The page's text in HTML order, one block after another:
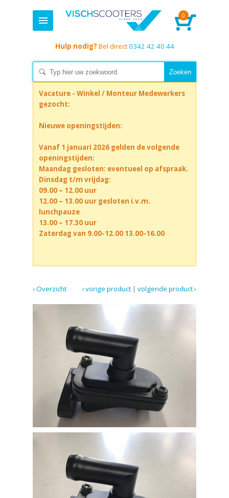
0
Hulp nodig? Bel direct0342 42 40 44
Vacature - Winkel / Monteur Medewerkers
gezocht:
Nieuwe openingstijden:
Vanaf 1 januari 2026 gelden de volgende
openingstijden:
Maandag gesloten: eventueel op afspraak.
Dinsdag t/m vrijdag:
09.00 – 12.00 uur
12.00 – 13.00 uur gesloten i.v.m.
lunchpauze
13.00 – 17.30 uur
Zaterdag van 9.00-12.00 13.00-16.00
‹ Overzicht volgende product ›
|
‹ vorige product